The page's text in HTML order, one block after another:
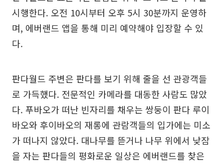
시행한다. 오전 10시부터 오후 5시 30분까지 운영하
며, 에버랜드 앱을 통해 미리 예약해야 입장할 수 있
다.
판다월드 주변은 판다를 보기 위해 줄을 선 관광객들
로 가득했다. 전문적인 카메라를 대동한 사람도 많았
다. 푸바오가 떠난 빈자리를 채우는 쌍둥이 판다 루이
바오와 후이바오의 재롱에 관람객들의 입가에는 미소
가 떠나지 않았다. 대나무를 뜯거나 나무 위에서 낮잠
을 자는 판다들의 평화로운 일상은 에버랜드를 찾은